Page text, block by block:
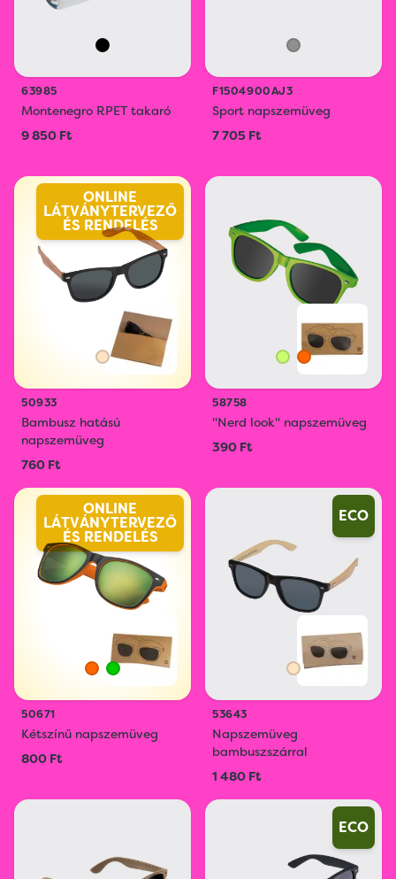
63985
Montenegro RPET takaró
9 850 Ft
F1504900AJ3
Sport napszemüveg
7 705 Ft
ONLINE
LÁTVÁNYTERVEZŐ
ÉS RENDELÉS
50933
Bambusz hatású
napszemüveg
760 Ft
58758
"Nerd look" napszemüveg
390 Ft
ONLINE
LÁTVÁNYTERVEZŐ
ÉS RENDELÉS
50671
Kétszínű napszemüveg
800 Ft
ECO
53643
Napszemüveg
bambuszszárral
1 480 Ft
ECO